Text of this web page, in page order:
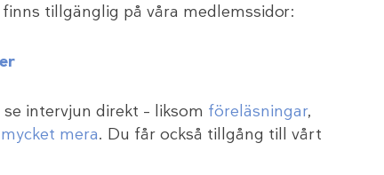
tillgänglig på våra medlemssidor:
se intervjun direkt – liksom föreläsningar,
mycket mera. Du får också tillgång till vårt